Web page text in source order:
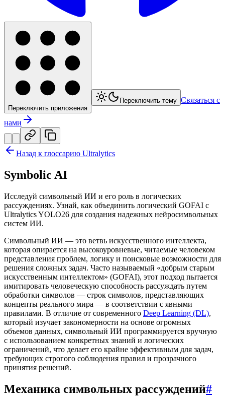
Переключить приложения
Переключить тему Связаться с
нами
Назад к глоссарию Ultralytics
Symbolic AI
Исследуй символьный ИИ и его роль в логических
рассуждениях. Узнай, как объединить логический GOFAI с
Ultralytics YOLO26 для создания надежных нейросимвольных
систем ИИ.
Символьный ИИ — это ветвь искусственного интеллекта,
которая опирается на высокоуровневые, читаемые человеком
представления проблем, логику и поисковые возможности для
решения сложных задач. Часто называемый «добрым старым
искусственным интеллектом» (GOFAI), этот подход пытается
имитировать человеческую способность рассуждать путем
обработки символов — строк символов, представляющих
концепты реального мира — в соответствии с явными
правилами. В отличие от современного Deep Learning (DL),
который изучает закономерности на основе огромных
объемов данных, символьный ИИ программируется вручную
с использованием конкретных знаний и логических
ограничений, что делает его крайне эффективным для задач,
требующих строгого соблюдения правил и прозрачного
принятия решений.
Механика символьных рассуждений#